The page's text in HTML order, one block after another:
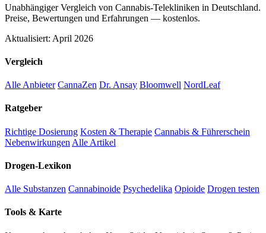
Unabhängiger Vergleich von Cannabis-Telekliniken in Deutschland.
Preise, Bewertungen und Erfahrungen — kostenlos.
Aktualisiert: April 2026
Vergleich
Alle Anbieter CannaZen Dr. Ansay Bloomwell NordLeaf
Ratgeber
Richtige Dosierung Kosten & Therapie Cannabis & Führerschein
Nebenwirkungen Alle Artikel
Drogen-Lexikon
Alle Substanzen Cannabinoide Psychedelika Opioide Drogen testen
Tools & Karte